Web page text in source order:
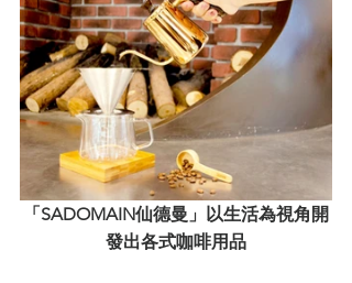
「SADOMAIN仙德曼」以生活為視角開
發出各式咖啡用品